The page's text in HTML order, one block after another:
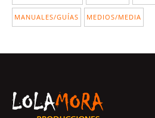
MANUALES/GUÍAS MEDIOS/MEDIA